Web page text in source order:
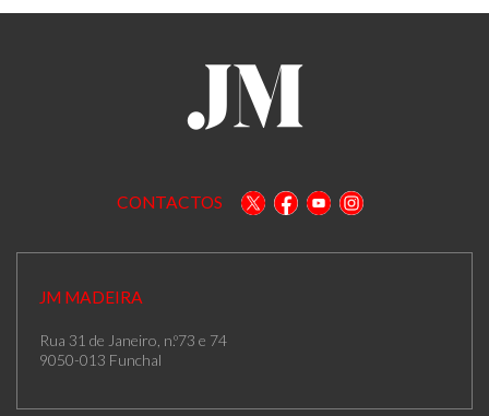
CONTACTOS
JM MADEIRA
Rua 31 de Janeiro, n.º73 e 74
9050-013 Funchal